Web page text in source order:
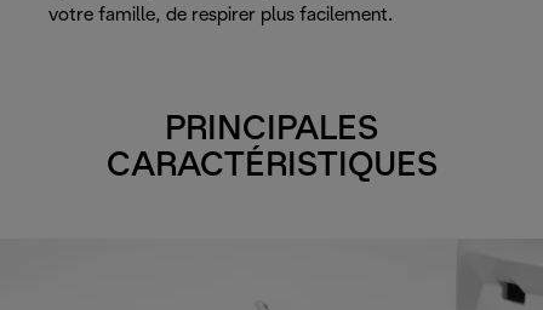
votre famille, de respirer plus facilement.
PRINCIPALES
CARACTÉRISTIQUES